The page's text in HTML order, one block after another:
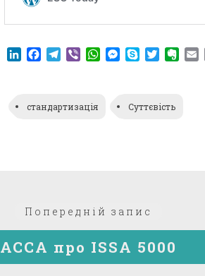
LinkedIn
Facebook
Telegram
ViberWhatsApp
Messenger
SkypeTwitter
стандартизація Суттєвість
Попередній запис
АССА про ISSA 5000